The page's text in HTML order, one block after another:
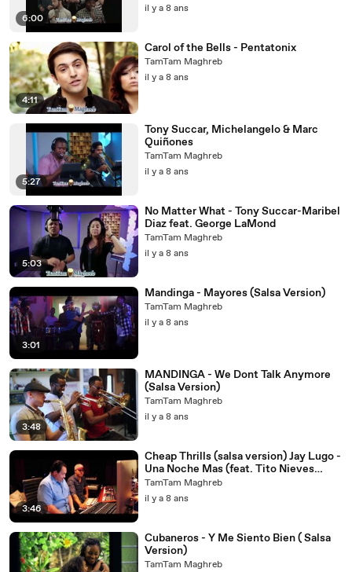
6:00
il y a 8 ans
4:11
Carol of the Bells - Pentatonix
TamTam Maghreb
il y a 8 ans
5:27
Tony Succar, Michelangelo & Marc
Quiñones
TamTam Maghreb
il y a 8 ans
5:03
No Matter What - Tony Succar-Maribel
Diaz feat. George LaMond
TamTam Maghreb
il y a 8 ans
3:01
Mandinga - Mayores (Salsa Version)
TamTam Maghreb
il y a 8 ans
3:48
MANDINGA - We Dont Talk Anymore
(Salsa Version)
TamTam Maghreb
il y a 8 ans
3:46
Cheap Thrills (salsa version) Jay Lugo -
Una Noche Mas (feat. Tito Nieves
MANDINGA Surbana)
TamTam Maghreb
il y a 8 ans
Cubaneros - Y Me Siento Bien ( Salsa
Version)
TamTam Maghreb